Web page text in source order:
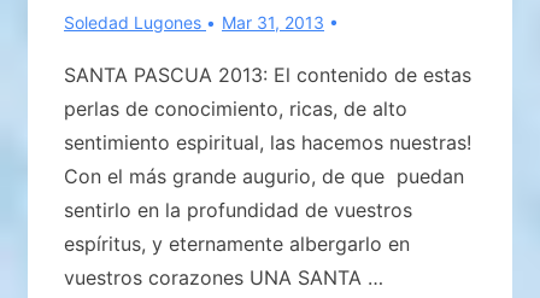
Soledad Lugones Mar 31, 2013
SANTA PASCUA 2013: El contenido de estas
perlas de conocimiento, ricas, de alto
sentimiento espiritual, las hacemos nuestras!
Con el más grande augurio, de que puedan
sentirlo en la profundidad de vuestros
espíritus, y eternamente albergarlo en
vuestros corazones UNA SANTA …